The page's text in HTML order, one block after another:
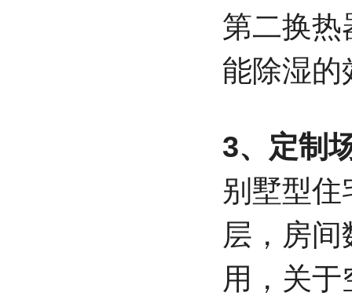
第二换热
能除湿的
3、定制
别墅型住
层，房
用，关